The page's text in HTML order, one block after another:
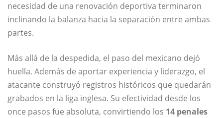
necesidad de una renovación deportiva terminaron
inclinando la balanza hacia la separación entre ambas
partes.
Más allá de la despedida, el paso del mexicano dejó
huella. Además de aportar experiencia y liderazgo, el
atacante construyó registros históricos que quedarán
grabados en la liga inglesa. Su efectividad desde los
once pasos fue absoluta, convirtiendo los 14 penales